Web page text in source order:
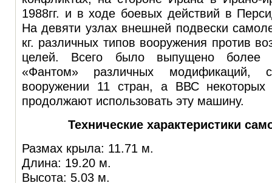
1988гг. и в ходе боевых действий в
На девяти узлах внешней подвески
кг. различных типов вооружения против
целей. Всего было выпущено более
«Фантом» различных модификаций,
вооружении 11 стран, а ВВС
продолжают использовать эту машину.
Технические характеристики
Размах крыла: 11.71 м.
Длина: 19.20 м.
Высота: 5.03 м.